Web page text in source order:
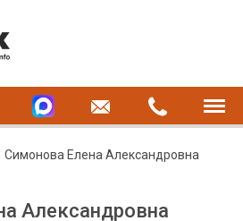
Симонова Елена Александровна
Александровна